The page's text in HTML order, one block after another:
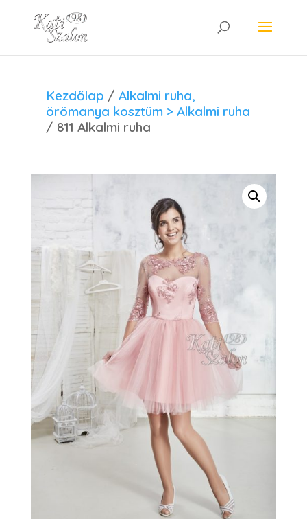
Kezdőlap /Alkalmi ruha,
örömanya kosztüm > Alkalmi ruha
/ 811 Alkalmi ruha